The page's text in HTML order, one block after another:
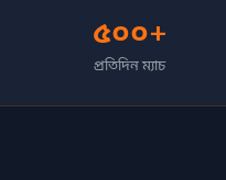
৫০০+
প্রতিদিন ম্যাচ